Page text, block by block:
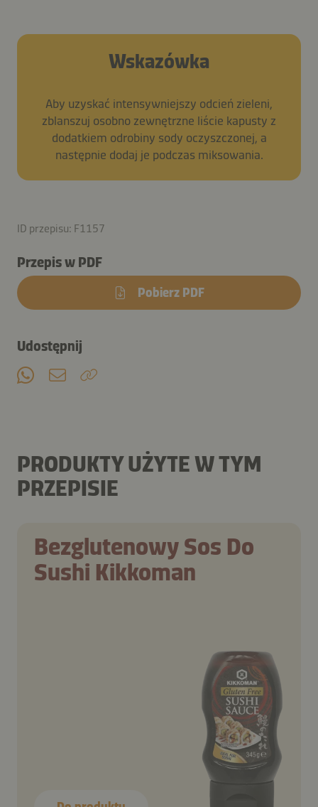
Wskazówka
Aby uzyskać intensywniejszy odcień zieleni,
zblanszuj osobno zewnętrzne liście kapusty z
dodatkiem odrobiny sody oczyszczonej, a
następnie dodaj je podczas miksowania.
ID przepisu: F1157
Przepis w PDF
Pobierz PDF
Udostępnij
PRODUKTY UŻYTE W TYM
PRZEPISIE
Bezglutenowy Sos Do
Sushi Kikkoman